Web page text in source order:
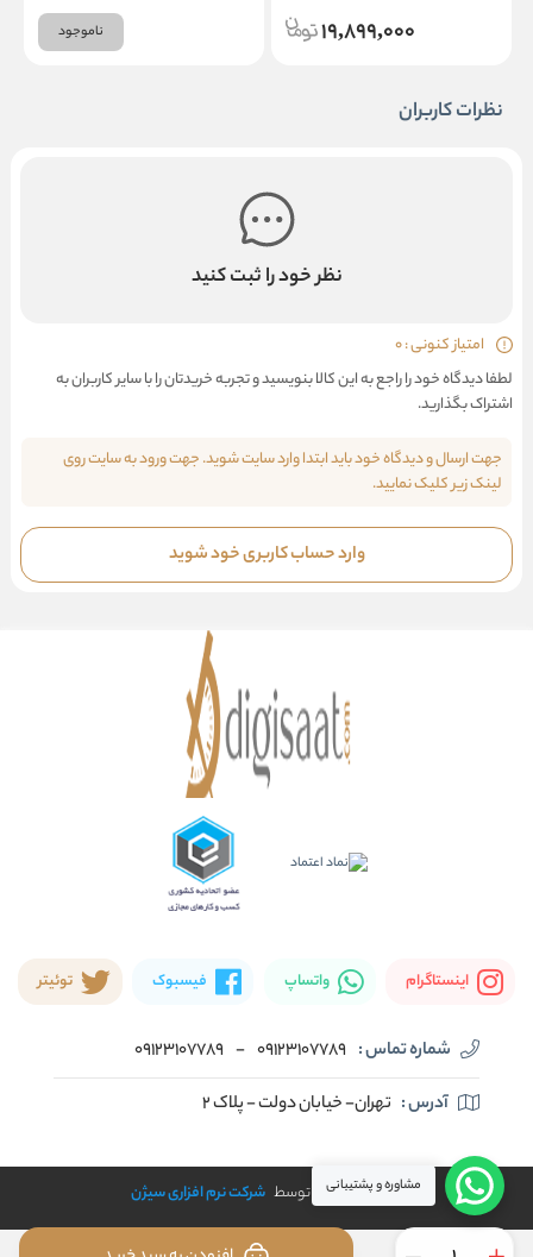
19,899,000 ناموجود
نظرات کاربران
نظر خود را ثبت کنید
امتیاز کنونی : 0
لطفا دیدگاه خود را راجع به این کالا بنویسید و تجربه خریدتان را با سایر کاربران به
اشتراک بگذارید.
جهت ارسال و دیدگاه خود باید ابتدا وارد سایت شوید. جهت ورود به سایت روی
لینک زیر کلیک نمایید.
وارد حساب کاربری خود شوید
اینستاگرام واتساپ فیسبوک توئیتر
شماره تماس : 09123107789
-
09123107789
آدرس : تهران- خیابان دولت - پلاک ۲
طراحی و توسعه توسط شرکت نرم افزاری سیژن مشاوره و پشتیبانی